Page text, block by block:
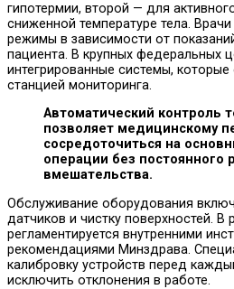
гипотермии, второй — для
сниженной температуре тела.
режимы в зависимости от
пациента. В крупных федеральных
интегрированные системы,
станцией мониторинга.
Автоматический контроль
позволяет медицинскому
сосредоточиться на
операции без постоянного
вмешательства.
Обслуживание оборудования
датчиков и чистку поверхностей. В
регламентируется внутренними
рекомендациями Минздрава.
калибровку устройств перед
исключить отклонения в работе.